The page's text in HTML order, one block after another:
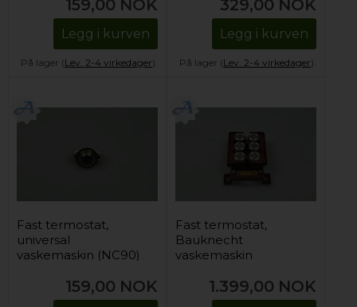
159,00 NOK
Legg i kurven
På lager (Lev. 2-4 virkedager).
329,00 NOK
Legg i kurven
På lager (Lev. 2-4 virkedager).
Fast termostat,
universal
vaskemaskin (NC90)
159,00 NOK
Fast termostat,
Bauknecht
vaskemaskin
1.399,00 NOK